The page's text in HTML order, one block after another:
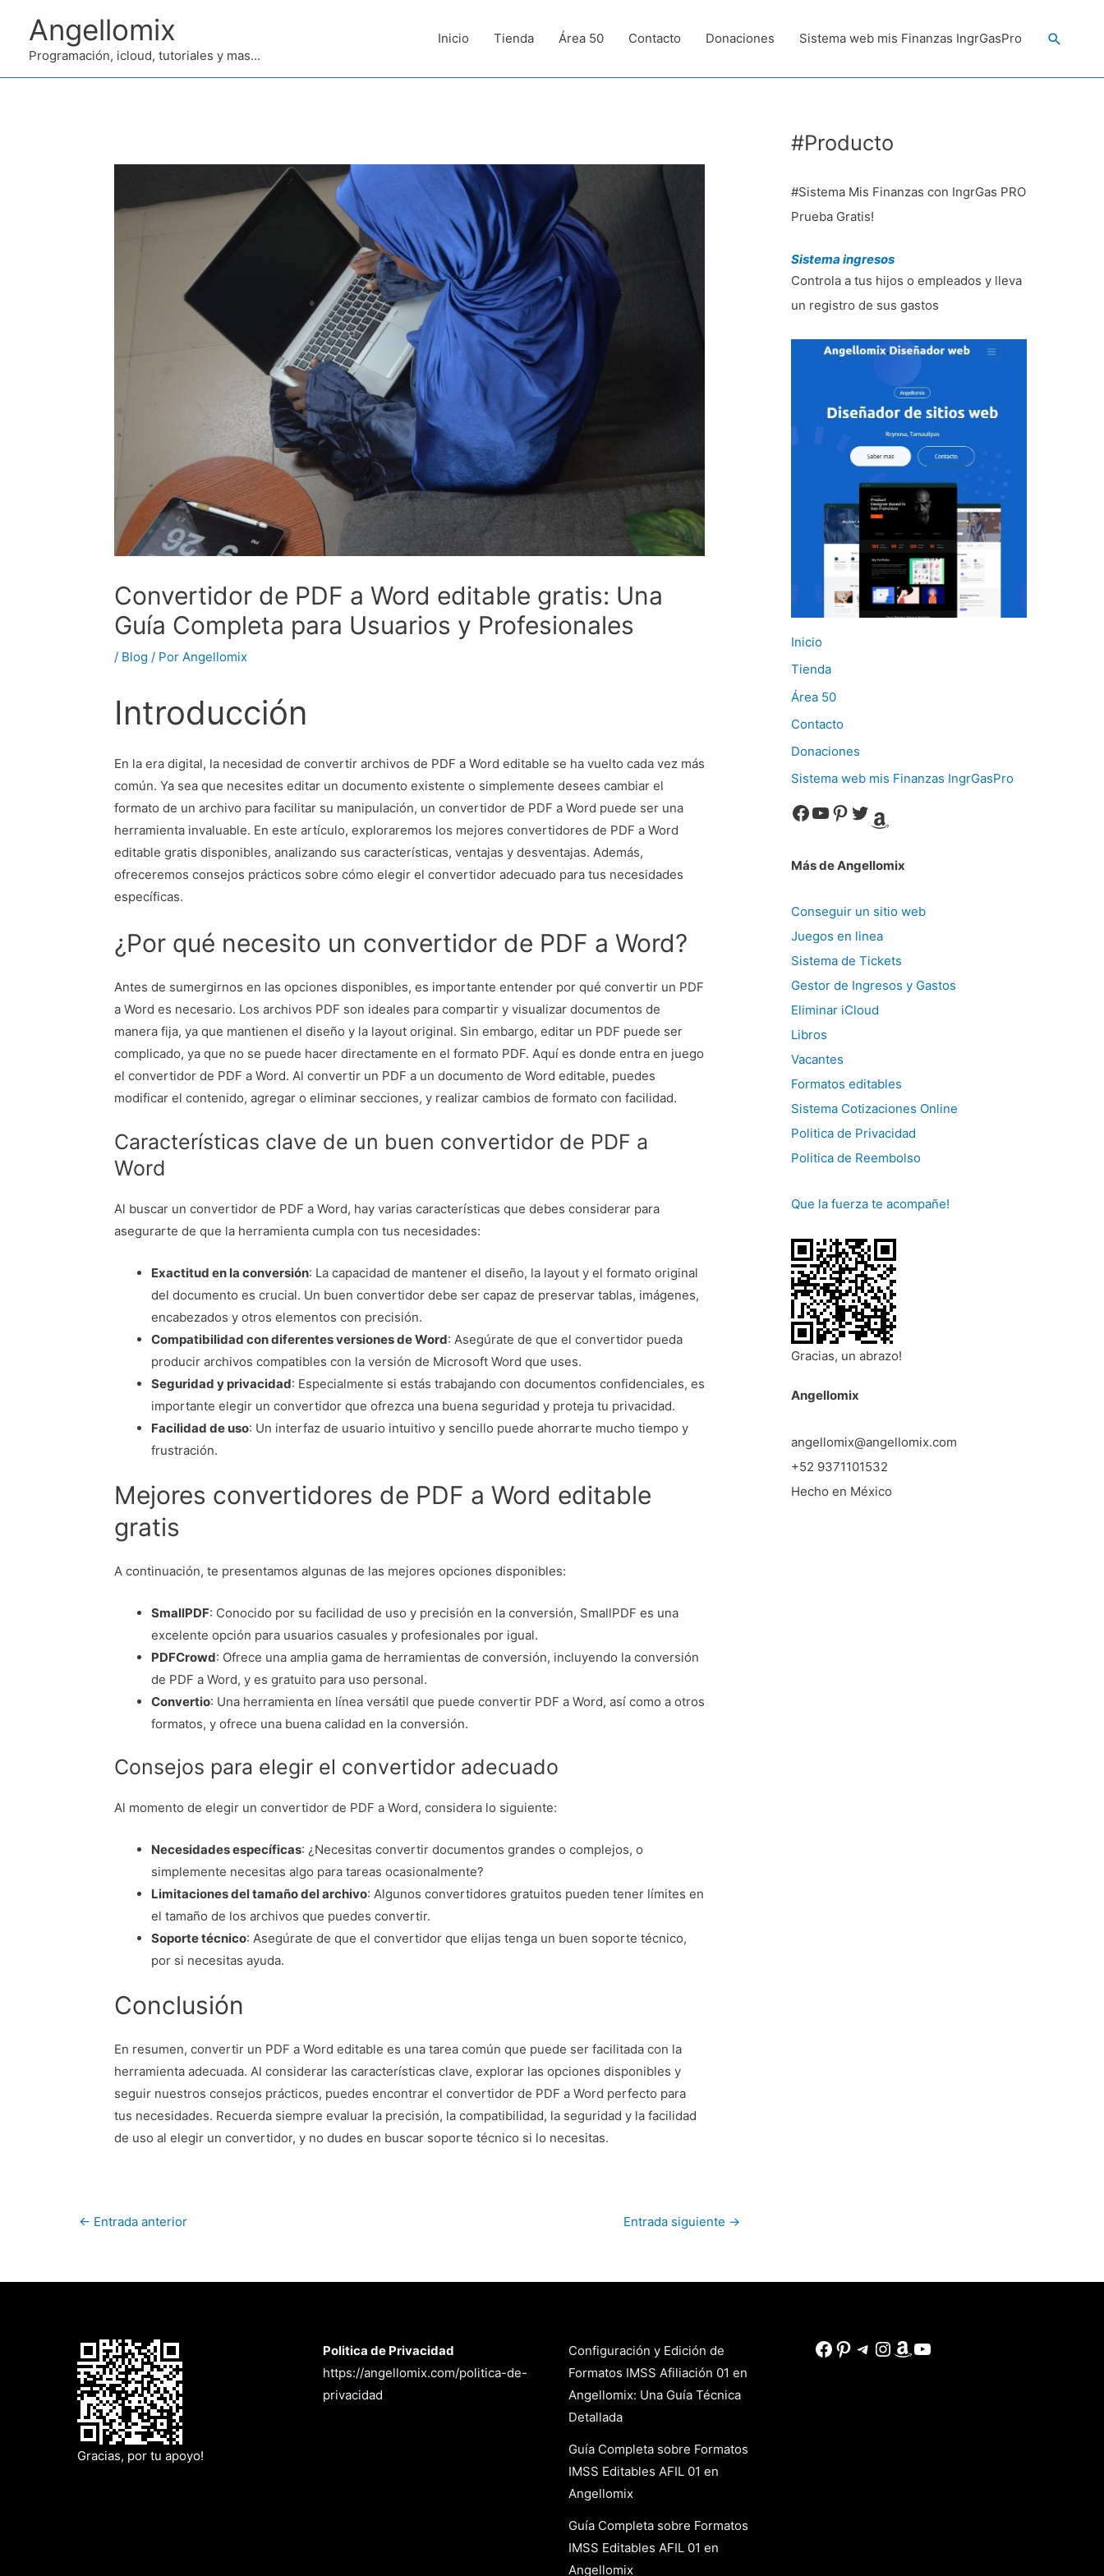
contenido
Angellomix
Programación, icloud, tutoriales y mas...
Inicio Tienda Área 50 Contacto Donaciones Sistema web mis Finanzas IngrGasPro Buscar
Convertidor de PDF a Word editable gratis: Una
Guía Completa para Usuarios y Profesionales
/ Blog / Por Angellomix
Introducción
En la era digital, la necesidad de convertir archivos de PDF a Word editable se ha vuelto cada vez más
común. Ya sea que necesites editar un documento existente o simplemente desees cambiar el
formato de un archivo para facilitar su manipulación, un convertidor de PDF a Word puede ser una
herramienta invaluable. En este artículo, exploraremos los mejores convertidores de PDF a Word
editable gratis disponibles, analizando sus características, ventajas y desventajas. Además,
ofreceremos consejos prácticos sobre cómo elegir el convertidor adecuado para tus necesidades
específicas.
¿Por qué necesito un convertidor de PDF a Word?
Antes de sumergirnos en las opciones disponibles, es importante entender por qué convertir un PDF
a Word es necesario. Los archivos PDF son ideales para compartir y visualizar documentos de
manera fija, ya que mantienen el diseño y la layout original. Sin embargo, editar un PDF puede ser
complicado, ya que no se puede hacer directamente en el formato PDF. Aquí es donde entra en juego
el convertidor de PDF a Word. Al convertir un PDF a un documento de Word editable, puedes
modificar el contenido, agregar o eliminar secciones, y realizar cambios de formato con facilidad.
Características clave de un buen convertidor de PDF a
Word
Al buscar un convertidor de PDF a Word, hay varias características que debes considerar para
asegurarte de que la herramienta cumpla con tus necesidades:
Exactitud en la conversión: La capacidad de mantener el diseño, la layout y el formato original
del documento es crucial. Un buen convertidor debe ser capaz de preservar tablas, imágenes,
encabezados y otros elementos con precisión.
Compatibilidad con diferentes versiones de Word: Asegúrate de que el convertidor pueda
producir archivos compatibles con la versión de Microsoft Word que uses.
Seguridad y privacidad: Especialmente si estás trabajando con documentos confidenciales, es
importante elegir un convertidor que ofrezca una buena seguridad y proteja tu privacidad.
Facilidad de uso: Un interfaz de usuario intuitivo y sencillo puede ahorrarte mucho tiempo y
frustración.
Mejores convertidores de PDF a Word editable
gratis
A continuación, te presentamos algunas de las mejores opciones disponibles:
SmallPDF: Conocido por su facilidad de uso y precisión en la conversión, SmallPDF es una
excelente opción para usuarios casuales y profesionales por igual.
PDFCrowd: Ofrece una amplia gama de herramientas de conversión, incluyendo la conversión
de PDF a Word, y es gratuito para uso personal.
Convertio: Una herramienta en línea versátil que puede convertir PDF a Word, así como a otros
formatos, y ofrece una buena calidad en la conversión.
Consejos para elegir el convertidor adecuado
Al momento de elegir un convertidor de PDF a Word, considera lo siguiente:
Necesidades específicas: ¿Necesitas convertir documentos grandes o complejos, o
simplemente necesitas algo para tareas ocasionalmente?
Limitaciones del tamaño del archivo: Algunos convertidores gratuitos pueden tener límites en
el tamaño de los archivos que puedes convertir.
Soporte técnico: Asegúrate de que el convertidor que elijas tenga un buen soporte técnico,
por si necesitas ayuda.
Conclusión
En resumen, convertir un PDF a Word editable es una tarea común que puede ser facilitada con la
herramienta adecuada. Al considerar las características clave, explorar las opciones disponibles y
seguir nuestros consejos prácticos, puedes encontrar el convertidor de PDF a Word perfecto para
tus necesidades. Recuerda siempre evaluar la precisión, la compatibilidad, la seguridad y la facilidad
de uso al elegir un convertidor, y no dudes en buscar soporte técnico si lo necesitas.
← Entrada anterior Entrada siguiente →
#Producto
#Sistema Mis Finanzas con IngrGas PRO
Prueba Gratis!
Sistema ingresos
Controla a tus hijos o empleados y lleva
un registro de sus gastos
Inicio
Tienda
Área 50
Contacto
Donaciones
Sistema web mis Finanzas IngrGasPro
Facebook YouTube Pinterest Twitter Amazon
Más de Angellomix
Conseguir un sitio web
Juegos en linea
Sistema de Tickets
Gestor de Ingresos y Gastos
Eliminar iCloud
Libros
Vacantes
Formatos editables
Sistema Cotizaciones Online
Politica de Privacidad
Politica de Reembolso
Que la fuerza te acompañe!
Gracias, un abrazo!
Angellomix
angellomix@angellomix.com
+52 9371101532
Hecho en México
Gracias, por tu apoyo!
Politica de Privacidad
https://angellomix.com/politica-de-
privacidad
Configuración y Edición de
Formatos IMSS Afiliación 01 en
Angellomix: Una Guía Técnica
Detallada
Guía Completa sobre Formatos
IMSS Editables AFIL 01 en
Angellomix
Guía Completa sobre Formatos
IMSS Editables AFIL 01 en
Angellomix
Facebook
Pinterest
Telegram
Instagram
Amazon
YouTube